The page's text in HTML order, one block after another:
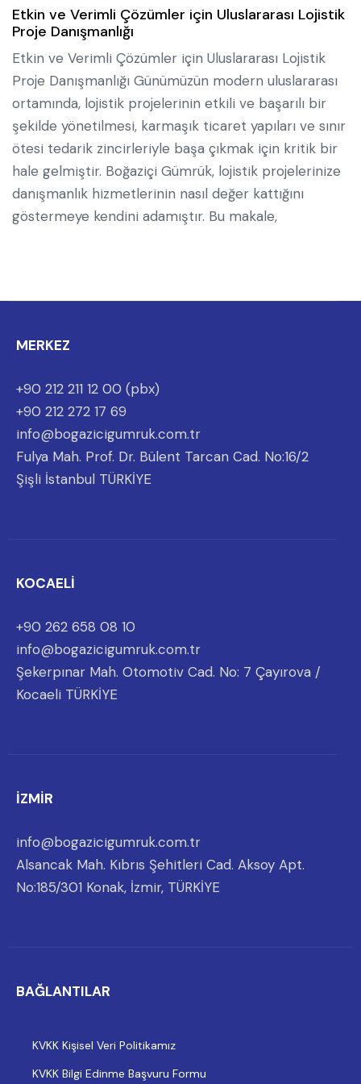
Etkin ve Verimli Çözümler için Uluslararası Lojistik
Proje Danışmanlığı
Etkin ve Verimli Çözümler için Uluslararası Lojistik
Proje Danışmanlığı Günümüzün modern uluslararası
ortamında, lojistik projelerinin etkili ve başarılı bir
şekilde yönetilmesi, karmaşık ticaret yapıları ve sınır
ötesi tedarik zincirleriyle başa çıkmak için kritik bir
hale gelmiştir. Boğaziçi Gümrük, lojistik projelerinize
danışmanlık hizmetlerinin nasıl değer kattığını
göstermeye kendini adamıştır. Bu makale,
MERKEZ
+90 212 211 12 00 (pbx)
+90 212 272 17 69
info@bogazicigumruk.com.tr
Fulya Mah. Prof. Dr. Bülent Tarcan Cad. No:16/2
Şişli İstanbul TÜRKİYE
KOCAELİ
+90 262 658 08 10
info@bogazicigumruk.com.tr
Şekerpınar Mah. Otomotiv Cad. No: 7 Çayırova /
Kocaeli TÜRKİYE
İZMİR
info@bogazicigumruk.com.tr
Alsancak Mah. Kıbrıs Şehitleri Cad. Aksoy Apt.
No:185/301 Konak, İzmir, TÜRKİYE
BAĞLANTILAR
KVKK Kişisel Veri Politikamız
KVKK Bilgi Edinme Başvuru Formu